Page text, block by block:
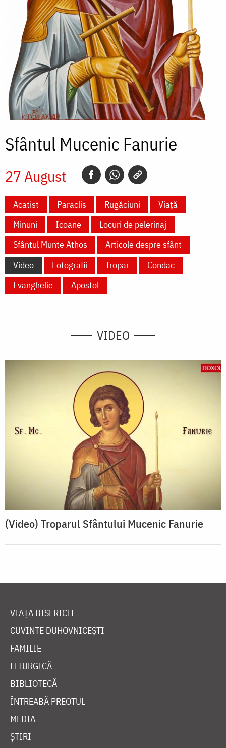
Sfântul Mucenic Fanurie
27 August
Acatist Paraclis Rugăciuni
Viață
Minuni
Icoane
Locuri de pelerinaj
Sfântul Munte Athos
Articole despre sfânt
Video
Fotografii Tropar
Condac
Evanghelie
Apostol
VIDEO
(Video) Troparul Sfântului Mucenic Fanurie
VIAȚA BISERICII
CUVINTE DUHOVNICEȘTI
FAMILIE
LITURGICĂ
BIBLIOTECĂ
ÎNTREABĂ PREOTUL
MEDIA
ȘTIRI